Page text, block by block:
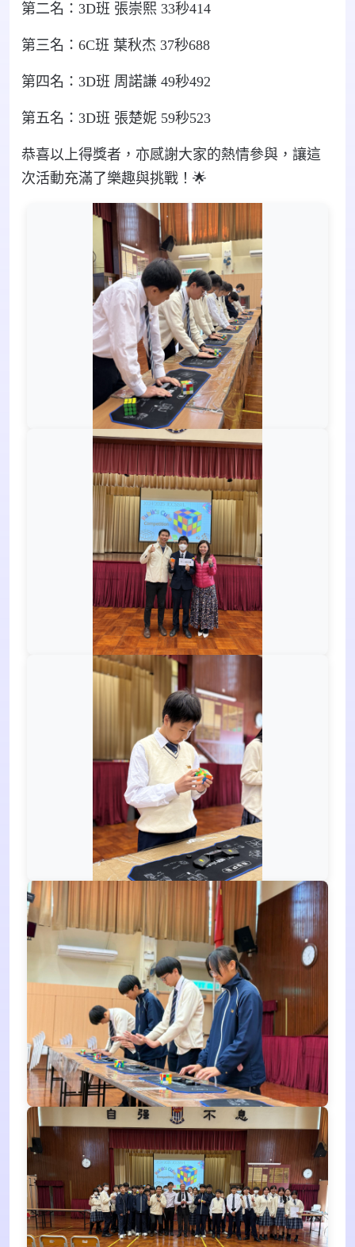
第二名： 3D班 張崇熙 33秒414
第三名： 6C班 葉秋杰 37秒688
第四名： 3D班 周諾謙 49秒492
第五名： 3D班 張楚妮 59秒523
恭喜以上得獎者，亦感謝大家的熱情參與，讓這
次活動充滿了樂趣與挑戰！ 🌟